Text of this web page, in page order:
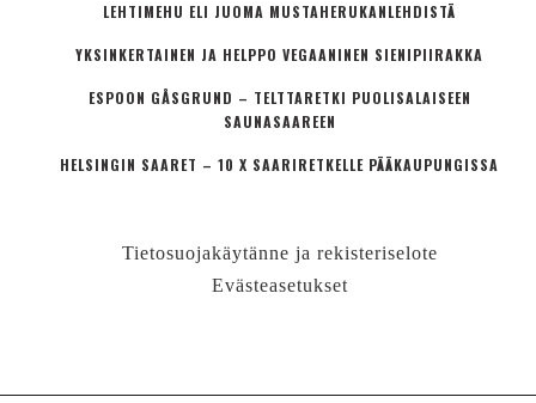
LEHTIMEHU ELI JUOMA MUSTAHERUKANLEHDISTÄ
YKSINKERTAINEN JA HELPPO VEGAANINEN SIENIPIIRAKKA
ESPOON GÅSGRUND – TELTTARETKI PUOLISALAISEEN
SAUNASAAREEN
HELSINGIN SAARET – 10 X SAARIRETKELLE PÄÄKAUPUNGISSA
Tietosuojakäytänne ja rekisteriselote
Evästeasetukset